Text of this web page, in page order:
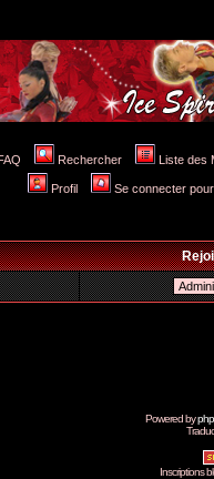
Rechercher Liste des
Profil Se connecter
Powered by
Inscriptions